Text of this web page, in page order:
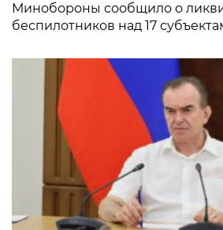
Минобороны сообщило о
беспилотников над 17